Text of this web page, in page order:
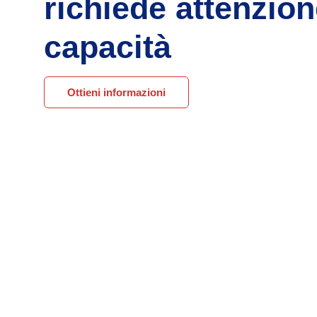
richiede
capacità
Ottieni informazioni